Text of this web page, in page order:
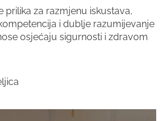
prilika za razmjenu iskustava,
i dublje razumijevanje
osjećaju sigurnosti i zdravom